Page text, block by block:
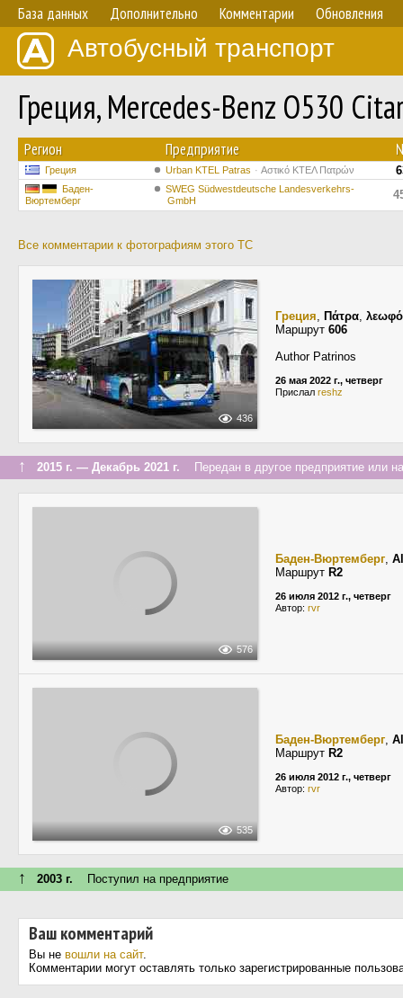
База данных Дополнительно Комментарии Обновления
Автобусный транспорт
Греция, Mercedes-Benz O530
Регион Предприятие
Греция Urban KTEL Patras Αστικό ΚΤΕΛ Πατρών
Баден-
Вюртемберг
SWEG Südwestdeutsche Landesverkehrs-
GmbH
Все комментарии к фотографиям этого ТС
436
Греция, Πάτρα,
Маршрут 606
Author Patrinos
26 мая 2022 г., четверг
Прислал reshz
↑ 2015 г. — Декабрь 2021 г. Передан в другое предприятие или
576
Баден-Вюртемберг,
Маршрут R2
26 июля 2012 г., четверг
Автор: rvr
535
Баден-Вюртемберг,
Маршрут R2
26 июля 2012 г., четверг
Автор: rvr
↑ 2003 г. Поступил на предприятие
Ваш комментарий
Вы не вошли на сайт.
Комментарии могут оставлять только зарегистрированные